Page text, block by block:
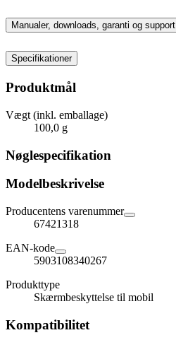
Manualer, downloads, garanti og support
Specifikationer
Produktmål
Vægt (inkl. emballage)
100,0 g
Nøglespecifikation
Modelbeskrivelse
Producentens varenummer
67421318
EAN-kode
5903108340267
Produkttype
Skærmbeskyttelse til mobil
Kompatibilitet